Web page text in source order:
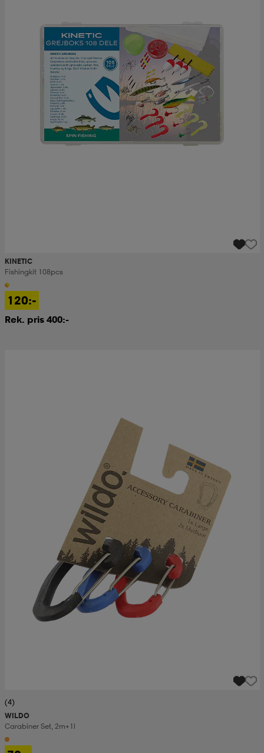
KINETIC
Fishingkit 108pcs
120:-
Rek. pris 400:-
(4)
WILDO
Carabiner Set, 2m+1l